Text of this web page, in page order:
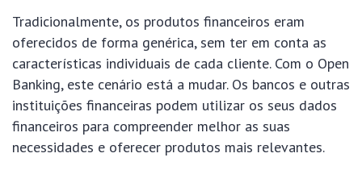
Tradicionalmente, os produtos financeiros eram
oferecidos de forma genérica, sem ter em conta as
características individuais de cada cliente. Com o Open
Banking, este cenário está a mudar. Os bancos e outras
instituições financeiras podem utilizar os seus dados
financeiros para compreender melhor as suas
necessidades e oferecer produtos mais relevantes.